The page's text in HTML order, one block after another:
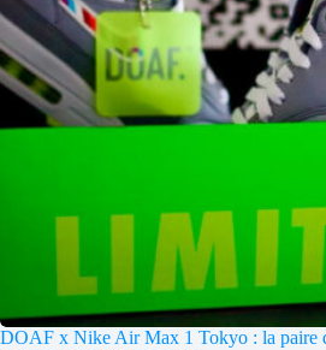
DOAF x Nike Air Max 1 Tokyo : la paire